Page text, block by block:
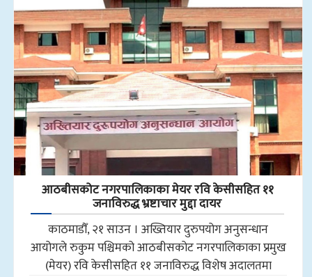
आठबीसकोट नगरपालिकाका मेयर रवि केसीसहित ११
जनाविरुद्ध भ्रष्टाचार मुद्दा दायर
काठमाडौँ, २१ साउन । अख्तियार दुरुपयोग अनुसन्धान
आयोगले रुकुम पश्चिमको आठबीसकोट नगरपालिकाका प्रमुख
(मेयर) रवि केसीसहित ११ जनाविरुद्ध विशेष अदालतमा